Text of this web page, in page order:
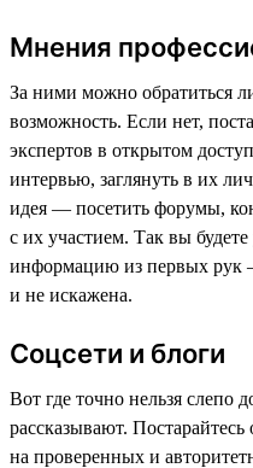
Мнения
За ними можно обратиться
возможность. Если нет,
экспертов в открытом
интервью, заглянуть в их
идея — посетить форумы,
с их участием. Так вы
информацию из первых рук
и не искажена.
Соцсети и блоги
Вот где точно нельзя слепо
рассказывают. Постарайтесь
на проверенных и